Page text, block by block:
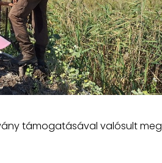
támogatásával valósult meg